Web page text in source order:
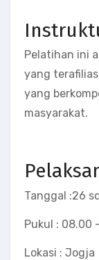
Pelatihan ini
yang
yang
masyarakat.
Tanggal :26
Pukul : 08.00
Lokasi : Jogja